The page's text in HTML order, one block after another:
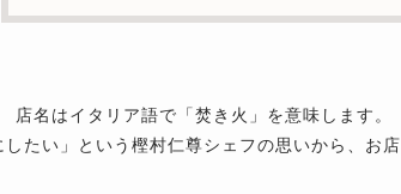
名はイタリア語で「焚き火」を意味します。
たい」という樫村仁尊シェフの思いから、お店